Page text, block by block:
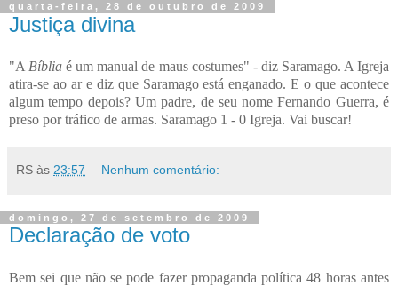
quarta-feira, 28 de outubro de 2009
Justiça divina
"A Bíblia é um manual de maus costumes" - diz Saramago. A Igreja
atira-se ao ar e diz que Saramago está enganado. E o que acontece
algum tempo depois? Um padre, de seu nome Fernando Guerra, é
preso por tráfico de armas. Saramago 1 - 0 Igreja. Vai buscar!
RS às 23:57 Nenhum comentário:
domingo, 27 de setembro de 2009
Declaração de voto
Bem sei que não se pode fazer propaganda política 48 horas antes